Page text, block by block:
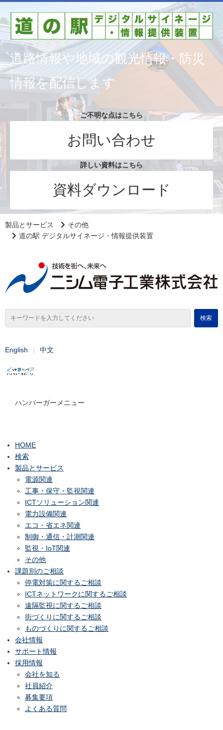
道路情報や地域の観光情報・防災
情報を配信します
ご不明な点はこちら
お問い合わせ
詳しい資料はこちら
資料ダウンロード
製品とサービス
その他
道の駅 デジタルサイネージ・情報提供装置
English 中文
ハンバーガーメニュー
HOME
検索
製品とサービス
電源関連
工事・保守・監視関連
ICTソリューション関連
電力設備関連
エコ・省エネ関連
制御・通信・計測関連
監視・IoT関連
その他
課題別のご相談
停電対策に関するご相談
ICTネットワークに関するご相談
遠隔監視に関するご相談
街づくりに関するご相談
ものづくりに関するご相談
会社情報
サポート情報
採用情報
会社を知る
社員紹介
募集要項
よくある質問